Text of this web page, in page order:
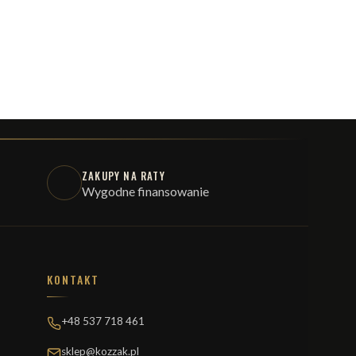
ZAKUPY NA RATY
Wygodne finansowanie
KONTAKT
+48 537 718 461
sklep@kozzak.pl